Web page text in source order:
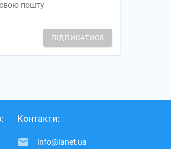
пошту
ПІДПИСАТИСЯ
Контакти:
info@lanet.ua